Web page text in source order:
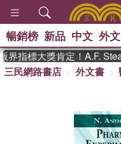
暢銷榜 新品 中文 外文
指標大獎肯定！A.F.
三民網路書店
外文書